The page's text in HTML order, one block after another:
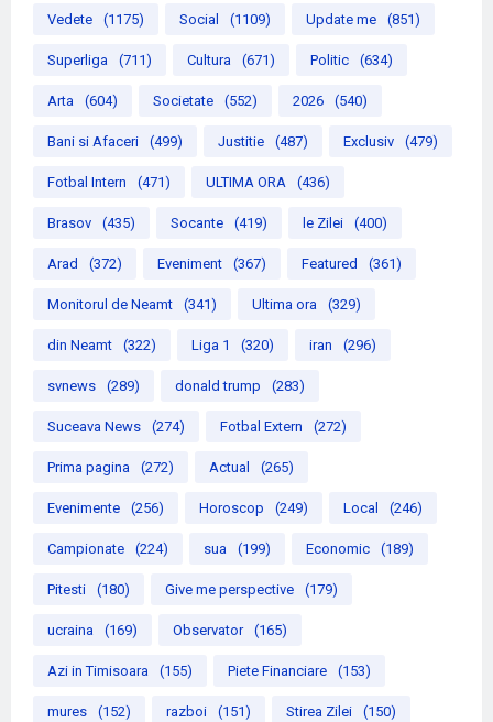
Vedete (1175) Social (1109) Update me (851)
Superliga (711) Cultura (671) Politic (634)
Arta (604) Societate (552) 2026 (540)
Bani si Afaceri (499) Justitie (487) Exclusiv (479)
Fotbal Intern (471) ULTIMA ORA (436)
Brasov (435) Socante (419) le Zilei (400)
Arad (372) Eveniment (367) Featured (361)
Monitorul de Neamt (341) Ultima ora (329)
din Neamt (322) Liga 1 (320) iran (296)
svnews (289) donald trump (283)
Suceava News (274) Fotbal Extern (272)
Prima pagina (272) Actual (265)
Evenimente (256) Horoscop (249) Local (246)
Campionate (224) sua (199) Economic (189)
Pitesti (180) Give me perspective (179)
ucraina (169) Observator (165)
Azi in Timisoara (155) Piete Financiare (153)
mures (152) razboi (151) Stirea Zilei (150)